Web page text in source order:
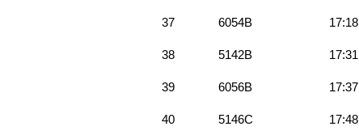
37 6054B 17:18
38 5142B 17:31
39 6056B 17:37
40 5146C 17:48